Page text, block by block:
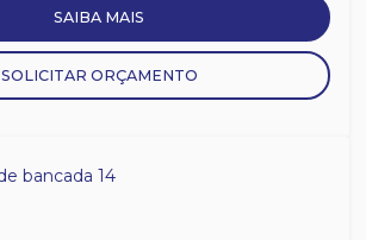
SAIBA MAIS
SOLICITAR ORÇAMENTO